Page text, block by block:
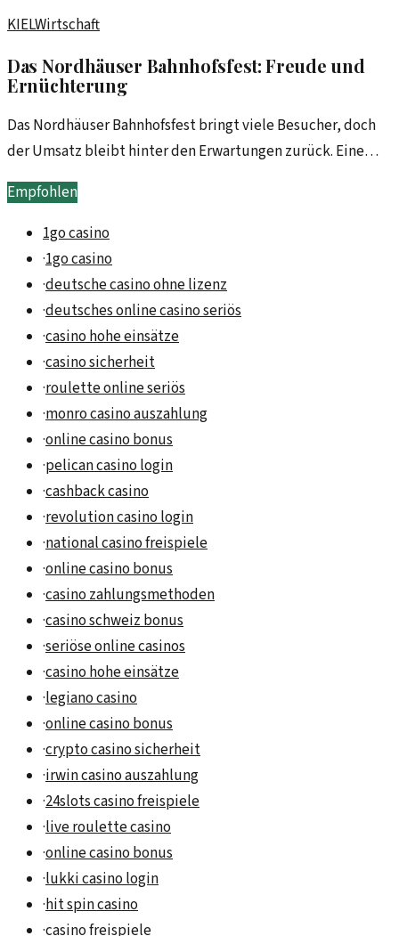
Design.
KIELWirtschaft
Das Nordhäuser Bahnhofsfest: Freude und
Ernüchterung
Das Nordhäuser Bahnhofsfest bringt viele Besucher, doch
der Umsatz bleibt hinter den Erwartungen zurück. Eine
Analyse der Hintergründe und Unwägbarkeiten.
Empfohlen
1go casino
·1go casino
·deutsche casino ohne lizenz
·deutsches online casino seriös
·casino hohe einsätze
·casino sicherheit
·roulette online seriös
·monro casino auszahlung
·online casino bonus
·pelican casino login
·cashback casino
·revolution casino login
·national casino freispiele
·online casino bonus
·casino zahlungsmethoden
·casino schweiz bonus
·seriöse online casinos
·casino hohe einsätze
·legiano casino
·online casino bonus
·crypto casino sicherheit
·irwin casino auszahlung
·24slots casino freispiele
·live roulette casino
·online casino bonus
·lukki casino login
·hit spin casino
·casino freispiele